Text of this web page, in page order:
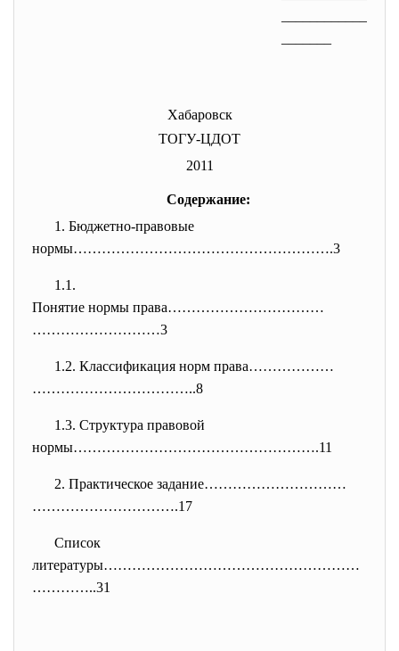
Хабаровск
ТОГУ-ЦДОТ
2011
Содержание:
1. Бюджетно-правовые
нормы……………………………………………….3
1.1.
Понятие нормы права……………………………
………………………3
1.2. Классификация норм права………………
……………………………..8
1.3. Структура правовой
нормы…………………………………………….11
2. Практическое задание…………………………
………………………….17
Список
литературы………………………………………………
…………..31